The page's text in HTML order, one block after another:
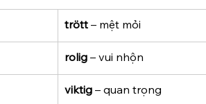
trött – mệt mỏi
rolig – vui nhộn
viktig – quan trọng